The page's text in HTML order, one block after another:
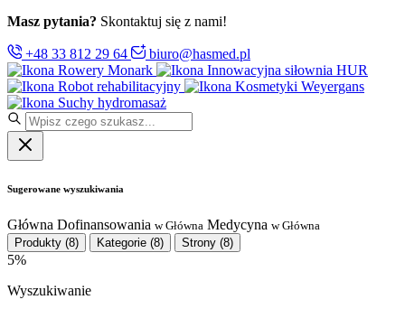
Masz pytania? Skontaktuj się z nami!
+48 33 812 29 64
biuro@hasmed.pl
Rowery Monark
Innowacyjna siłownia HUR
Robot rehabilitacyjny
Kosmetyki Weyergans
Suchy hydromasaż
Sugerowane wyszukiwania
Główna Dofinansowania w Główna Medycyna w Główna
Produkty (8) Kategorie (8) Strony (8)
5%
Wyszukiwanie